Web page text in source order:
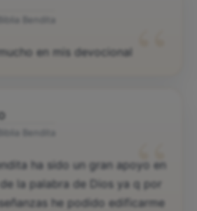
en mis devocional
“
ha sido un gran apoyo en
la palabra de Dios ya q por
he podido edificarme